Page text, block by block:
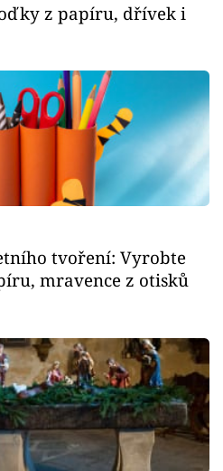
z papíru, dřívek i
tvoření: Vyrobte
mravence z otisků